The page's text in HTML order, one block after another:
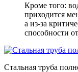
Кроме того:
приходится
а из-за
способности
Стальная труба